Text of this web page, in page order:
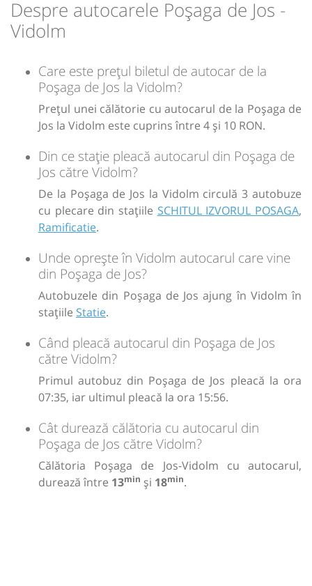
Despre autocarele Poșaga de Jos -
Vidolm
Care este prețul biletul de autocar de la
Poșaga de Jos la Vidolm?
Prețul unei călătorie cu autocarul de la Poșaga de
Jos la Vidolm este cuprins între 4 și 10 RON.
Din ce stație pleacă autocarul din Poșaga de
Jos către Vidolm?
De la Poșaga de Jos la Vidolm circulă 3 autobuze
cu plecare din stațiile SCHITUL IZVORUL POSAGA,
Ramificatie.
Unde oprește în Vidolm autocarul care vine
din Poșaga de Jos?
Autobuzele din Poșaga de Jos ajung în Vidolm în
stațiile Statie.
Când pleacă autocarul din Poșaga de Jos
către Vidolm?
Primul autobuz din Poșaga de Jos pleacă la ora
07:35, iar ultimul pleacă la ora 15:56.
Cât durează călătoria cu autocarul din
Poșaga de Jos către Vidolm?
Călătoria Poșaga de Jos-Vidolm cu autocarul,
durează între 13min și 18min.